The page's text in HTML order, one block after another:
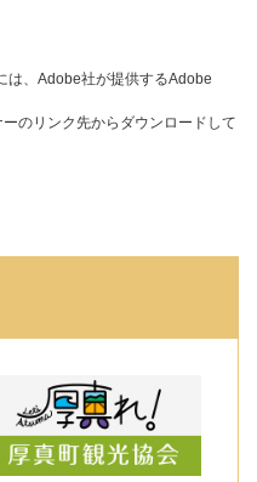
は、Adobe社が提供するAdobe
のリンク先からダウンロードして